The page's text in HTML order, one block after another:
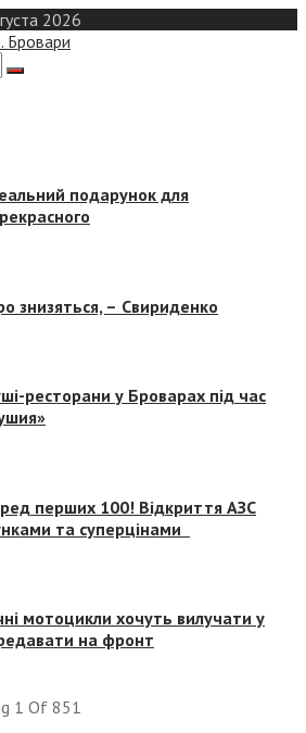
2026
подарунок для
знизяться, – Свириденко
ресторани у Броварах під час
перших 100! Відкриття АЗС
та суперцінами
мотоцикли хочуть вилучати у
на фронт
1 Of 851